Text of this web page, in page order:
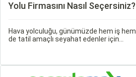
Yolu Firmasını Nasıl Seçersiniz?
Hava yolculuğu, günümüzde hem iş hem
de tatil amaçlı seyahat edenler için